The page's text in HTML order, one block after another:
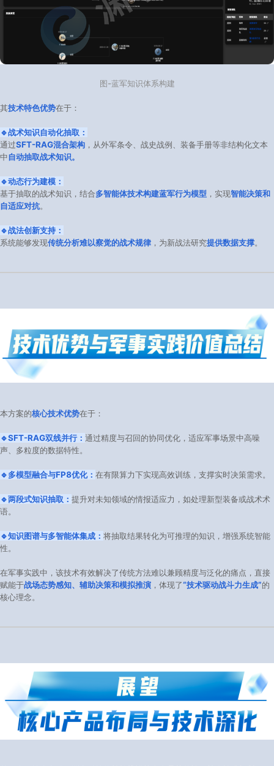
图-蓝军知识体系构建
其技术特色优势在于：
🔹战术知识自动化抽取：
通过SFT-RAG混合架构 ，从外军条令、战史战例、装备手册等非结构化文本
中自动抽取战术知识。
🔹动态行为建模：
基于抽取的战术知识，结合多智能体技术构建蓝军行为模型 ，实现智能决策和
自适应对抗。
🔹战法创新支持：
系统能够发现传统分析难以察觉的战术规律 ，为新战法研究提供数据支撑。
本方案的核心技术优势在于：
🔹SFT-RAG双线并行： 通过精度与召回的协同优化，适应军事场景中高噪
声、多粒度的数据特性。
🔹多模型融合与FP8优化： 在有限算力下实现高效训练，支撑实时决策需求。
🔹两段式知识抽取： 提升对未知领域的情报适应力，如处理新型装备或战术术
语。
🔹知识图谱与多智能体集成： 将抽取结果转化为可推理的知识，增强系统智能
性。
在军事实践中，该技术有效解决了传统方法难以兼顾精度与泛化的痛点，直接
赋能于战场态势感知、辅助决策和模拟推演 ，体现了“技术驱动战斗力生成”的
核心理念。